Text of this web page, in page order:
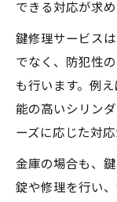
できる対応が求め
鍵修理サービス
でなく、防犯性
も行います。例
能の高いシリン
ーズに応じた対応
金庫の場合も、
錠や修理を行い